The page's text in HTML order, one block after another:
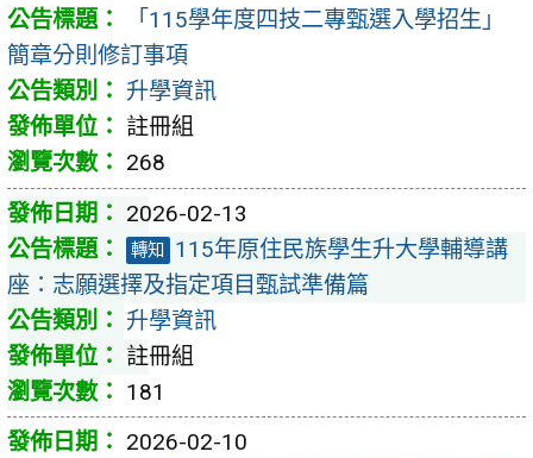
「115學年度四技二專甄選入學招生」
簡章分則修訂事項
升學資訊
註冊組
268
2026-02-13
轉知
115年原住民族學生升大學輔導講
座：志願選擇及指定項目甄試準備篇
升學資訊
註冊組
181
2026-02-10